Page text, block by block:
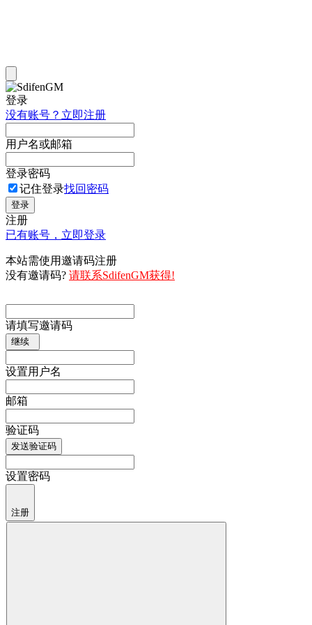
登录
没有账号？立即注册
用户名或邮箱
登录密码
记住登录找回密码
登录
注册
已有账号，立即登录
本站需使用邀请码注册
没有邀请码? 请联系SdifenGM获得!
请填写邀请码
继续
设置用户名
邮箱
验证码
发送验证码
设置密码
注册